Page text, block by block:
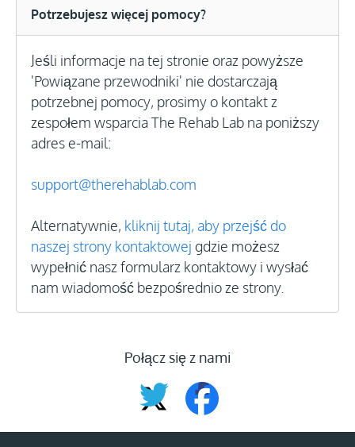
Potrzebujesz więcej pomocy?
Jeśli informacje na tej stronie oraz powyższe
'Powiązane przewodniki' nie dostarczają
potrzebnej pomocy, prosimy o kontakt z
zespołem wsparcia The Rehab Lab na poniższy
adres e-mail:
support@therehablab.com
Alternatywnie, kliknij tutaj, aby przejść do
naszej strony kontaktowej gdzie możesz
wypełnić nasz formularz kontaktowy i wysłać
nam wiadomość bezpośrednio ze strony.
Połącz się z nami